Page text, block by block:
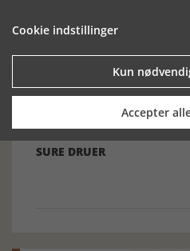
SE RELATEREDE
SURE DRUER
Cookie indstillinger
Kun
Accepter